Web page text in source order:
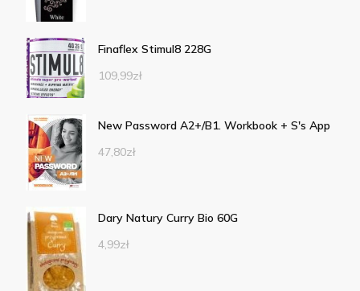
Finaflex Stimul8 228G
109,99zł
New Password A2+/B1. Workbook + S's App
47,80zł
Dary Natury Curry Bio 60G
4,99zł